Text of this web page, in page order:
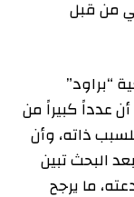
من قبل
“براود”
عدداً كبيراً من
ذاته، وأن
البحث تبين
ما يرجح